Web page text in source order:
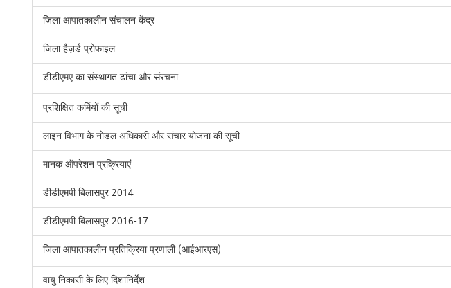
जिला आपातकालीन संचालन केंद्र
जिला हैज़र्ड प्रोफाइल
डीडीएमए का संस्थागत ढांचा और संरचना
प्रशिक्षित कर्मियों की सूची
लाइन विभाग के नोडल अधिकारी और संचार योजना की सूची
मानक ऑपरेशन प्रक्रियाएं
डीडीएमपी बिलासपुर 2014
डीडीएमपी बिलासपुर 2016-17
जिला आपातकालीन प्रतिक्रिया प्रणाली (आईआरएस)
वायु निकासी के लिए दिशानिर्देश